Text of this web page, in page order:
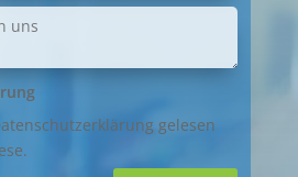
gelesen